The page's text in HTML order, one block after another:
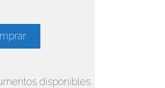
disponibles